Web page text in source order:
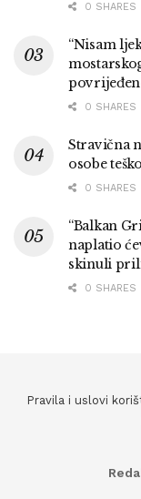
0 SHARES
“Nisam
0 SHARES
Stravična
osobe
0 SHARES
“Balkan
naplatio
skinuli
0 SHARES
Pravila i uslovi